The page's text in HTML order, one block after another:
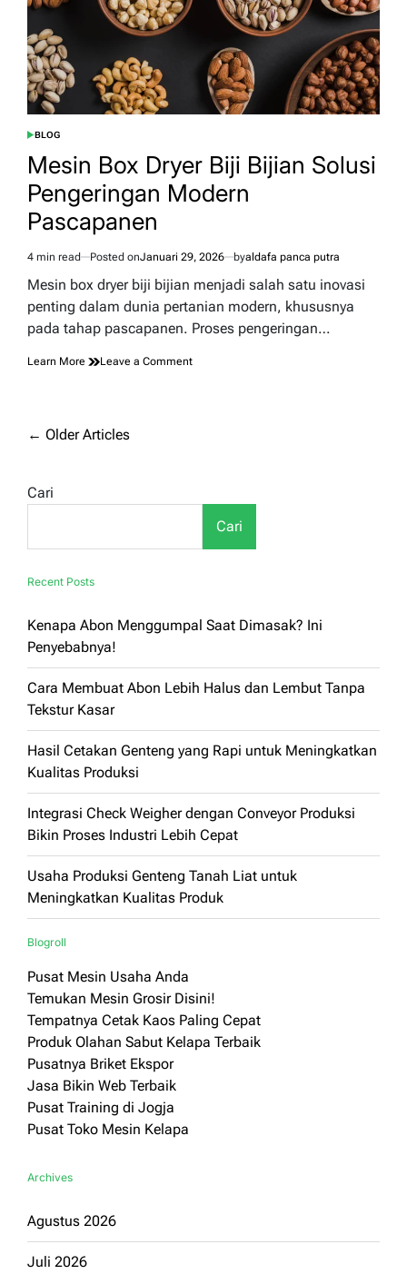
POSTED
BLOG
Mesin Box Dryer Biji Bijian Solusi
Pengeringan Modern
Pascapanen
Estimated
read
4 min read Posted onJanuari 29, 2026 byaldafa panca putra
Mesin box dryer biji bijian menjadi salah satu inovasi
penting dalam dunia pertanian modern, khususnya
pada tahap pascapanen. Proses pengeringan…
Learn More Leave a Commenton
Pascapanen
Navigasi
← Older Articles
Cari
Cari
Recent Posts
Kenapa Abon Menggumpal Saat Dimasak? Ini
Penyebabnya!
Cara Membuat Abon Lebih Halus dan Lembut Tanpa
Tekstur Kasar
Hasil Cetakan Genteng yang Rapi untuk Meningkatkan
Kualitas Produksi
Integrasi Check Weigher dengan Conveyor Produksi
Bikin Proses Industri Lebih Cepat
Usaha Produksi Genteng Tanah Liat untuk
Meningkatkan Kualitas Produk
Blogroll
Pusat Mesin Usaha Anda
Temukan Mesin Grosir Disini!
Tempatnya Cetak Kaos Paling Cepat
Produk Olahan Sabut Kelapa Terbaik
Pusatnya Briket Ekspor
Jasa Bikin Web Terbaik
Pusat Training di Jogja
Pusat Toko Mesin Kelapa
Archives
Agustus 2026
Juli 2026